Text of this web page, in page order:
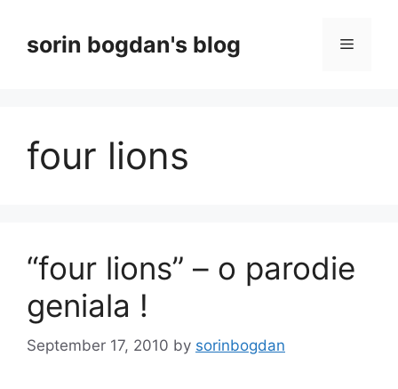
contentsorin bogdan's blog Menu
four lions
“four lions” – o parodie
geniala !
September 17, 2010 by sorinbogdan